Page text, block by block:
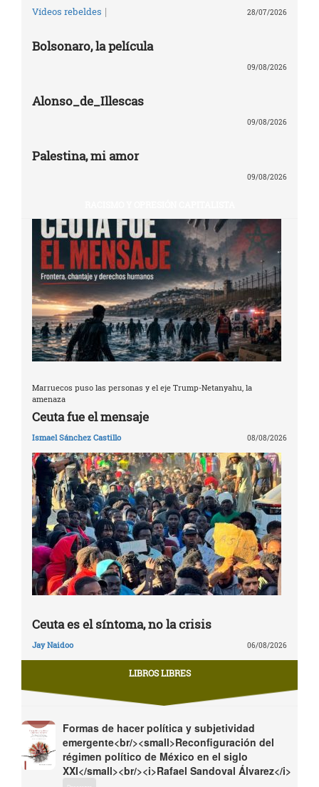
Vídeos rebeldes | 28/07/2026
Bolsonaro, la película
09/08/2026
Alonso_de_Illescas
09/08/2026
Palestina, mi amor
09/08/2026
Marruecos puso las personas y el eje Trump-Netanyahu, la
amenaza
Ceuta fue el mensaje
Ismael Sánchez Castillo 08/08/2026
Ceuta es el síntoma, no la crisis
Jay Naidoo 06/08/2026
LIBROS LIBRES
Formas de hacer política y subjetividad
emergente<br/><small>Reconfiguración del
régimen político de México en el siglo
XXI</small><br/><i>Rafael Sandoval Álvarez</i>